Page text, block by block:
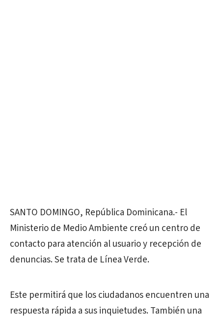
SANTO DOMINGO, República Dominicana.- El
Ministerio de Medio Ambiente creó un centro de
contacto para atención al usuario y recepción de
denuncias. Se trata de Línea Verde.
Este permitirá que los ciudadanos encuentren una
respuesta rápida a sus inquietudes. También una